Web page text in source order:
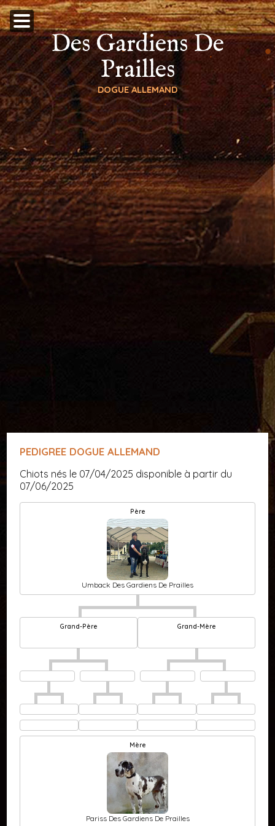
Des Gardiens De
Prailles
DOGUE ALLEMAND
PEDIGREE DOGUE ALLEMAND
Chiots nés le 07/04/2025 disponible à partir du
07/06/2025
Père
Umback Des Gardiens De Prailles
Grand-Père Grand-Mère
Mère
Pariss Des Gardiens De Prailles